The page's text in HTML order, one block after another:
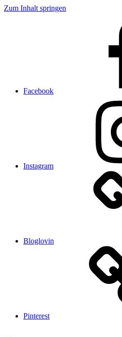
Zum Inhalt springen
Facebook
Instagram
Bloglovin
Pinterest